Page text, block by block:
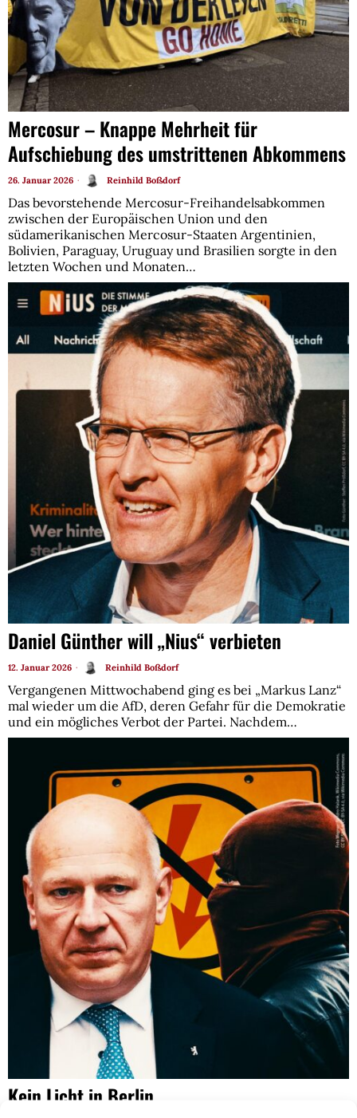
Mercosur – Knappe Mehrheit für
Aufschiebung des umstrittenen Abkommens
26. Januar 2026 Reinhild Boßdorf
Das bevorstehende Mercosur-Freihandelsabkommen
zwischen der Europäischen Union und den
südamerikanischen Mercosur-Staaten Argentinien,
Bolivien, Paraguay, Uruguay und Brasilien sorgte in den
letzten Wochen und Monaten…
Daniel Günther will „Nius“ verbieten
12. Januar 2026 Reinhild Boßdorf
Vergangenen Mittwochabend ging es bei „Markus Lanz“
mal wieder um die AfD, deren Gefahr für die Demokratie
und ein mögliches Verbot der Partei. Nachdem…
Kein Licht in Berlin